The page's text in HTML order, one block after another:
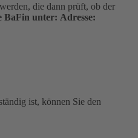
die dann prüft, ob der
BaFin unter: Adresse:
ist, können Sie den